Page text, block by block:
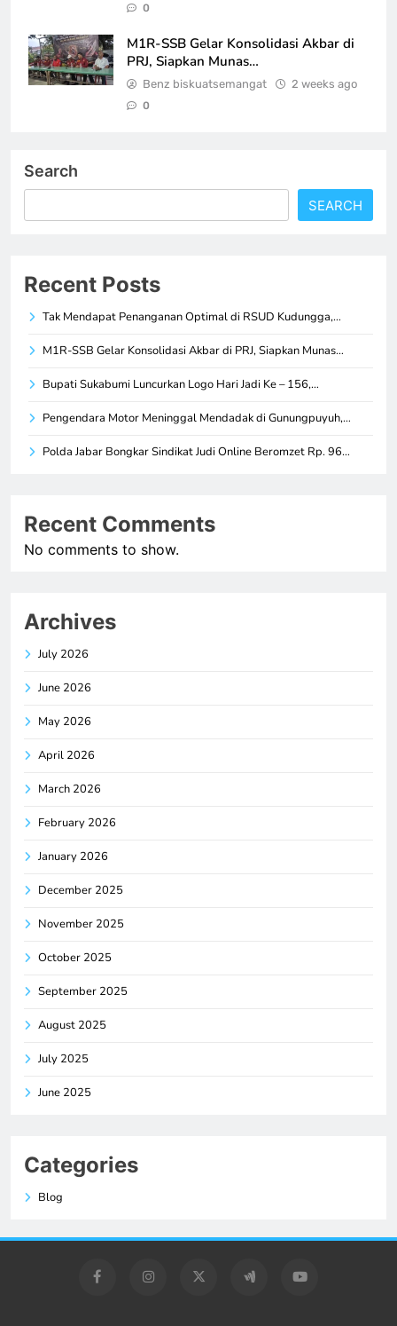
0
M1R-SSB Gelar Konsolidasi Akbar di
PRJ, Siapkan Munas…
Benz biskuatsemangat 2 weeks ago
0
Search
SEARCH
Recent Posts
Tak Mendapat Penanganan Optimal di RSUD Kudungga,…
M1R-SSB Gelar Konsolidasi Akbar di PRJ, Siapkan Munas…
Bupati Sukabumi Luncurkan Logo Hari Jadi Ke – 156,…
Pengendara Motor Meninggal Mendadak di Gunungpuyuh,…
Polda Jabar Bongkar Sindikat Judi Online Beromzet Rp. 96…
Recent Comments
No comments to show.
Archives
July 2026
June 2026
May 2026
April 2026
March 2026
February 2026
January 2026
December 2025
November 2025
October 2025
September 2025
August 2025
July 2025
June 2025
Categories
Blog